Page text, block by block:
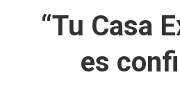
“Tu Casa
es